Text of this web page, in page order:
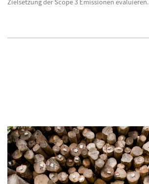
Zielsetzung der Scope 3 Emissionen evaluieren.